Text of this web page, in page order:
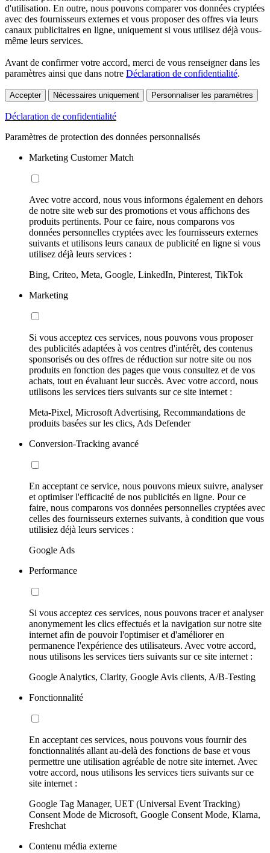
d'utilisation. En outre, nous pouvons comparer vos données cryptées
avec des fournisseurs externes et vous proposer des offres via leurs
canaux publicitaires en ligne, uniquement si vous utilisez déjà vous-
même leurs services.
Avant de confirmer votre accord, merci de vous renseigner dans les
paramètres ainsi que dans notre Déclaration de confidentialité.
Accepter Nécessaires uniquement Personnaliser les paramètres
Déclaration de confidentialité
Paramètres de protection des données personnalisés
Marketing Customer Match
Avec votre accord, nous vous informons également en dehors
de notre site web sur des promotions et vous affichons des
produits pertinents. Pour ce faire, nous comparons vos
données personnelles cryptées avec les fournisseurs externes
suivants et utilisons leurs canaux de publicité en ligne si vous
utilisez déjà leurs services :
Bing, Criteo, Meta, Google, LinkedIn, Pinterest, TikTok
Marketing
Si vous acceptez ces services, nous pouvons vous proposer
des publicités adaptées à vos centres d'intérêt, des contenus
sponsorisés ou des offres de réduction sur notre site ou nos
produits en fonction des pages que vous consultez et de vos
achats, tout en évaluant leur succès. Avec votre accord, nous
utilisons les services tiers suivants sur ce site internet :
Meta-Pixel, Microsoft Advertising, Recommandations de
produits basées sur les clics, Ads Defender
Conversion-Tracking avancé
En acceptant ce service, nous pouvons mieux suivre, analyser
et optimiser l'efficacité de nos publicités en ligne. Pour ce
faire, nous comparons vos données personnelles cryptées avec
celles des fournisseurs externes suivants, à condition que vous
utilisiez déjà leurs services :
Google Ads
Performance
Si vous acceptez ces services, nous pouvons tracer et analyser
anonymement les clics effectués et la navigation sur notre site
internet afin de pouvoir l'optimiser et d'améliorer en
permanence l'expérience des utilisateurs. Avec votre accord,
nous utilisons les services tiers suivants sur ce site internet :
Google Analytics, Clarity, Google Avis clients, A/B-Testing
Fonctionnalité
En acceptant ces services, nous pouvons vous fournir des
fonctionnalités allant au-delà des fonctions de base et vous
permettre une utilisation agréable de notre site internet. Avec
votre accord, nous utilisons les services tiers suivants sur ce
site internet :
Google Tag Manager, UET (Universal Event Tracking)
Consent Mode de Microsoft, Google Consent Mode, Klarna,
Freshchat
Contenu média externe